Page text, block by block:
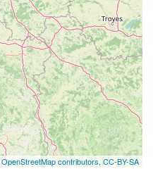
OpenStreetMap contributors, CC-BY-SA